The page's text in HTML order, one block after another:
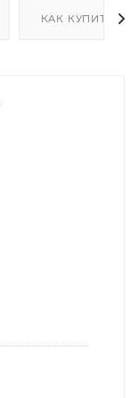
КАК КУПИТЬ